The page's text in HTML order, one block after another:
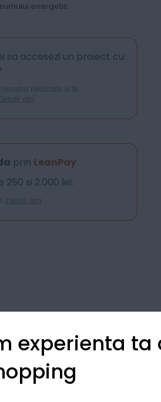
experienta ta
energetic.
sa accesezi un proiect cu
dedicata si te
Detalii aici
prin LeanPay.
si 2.000 lei.
Detalii aici